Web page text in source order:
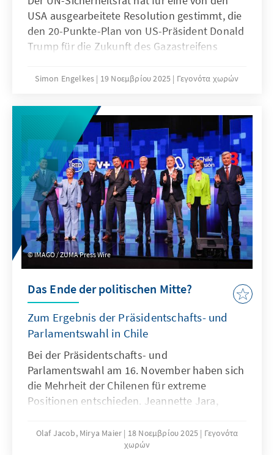
USA ausgearbeitete Resolution gestimmt, die
den 20-Punkte-Plan von US-Präsident Donald
Trump für die Zukunft des Gazastreifens
unter anderem die Einrichtung einer
vor, zu der sich laut Angaben der USA
mehrere nicht namentlich genannte Länder
bereit erklärt haben. Die Resolution 2803
wurde von 13 Ländern – darunter den USA,
Frankreich und Großbritannien – unterstützt.
Die beiden Veto-Mächte Russland und China
enthielten sich der Stimme.
Simon Engelkes 19 Νοεμβρίου 2025 Γεγονότα χωρών
IMAGO / ZUMA Press Wire
Das Ende der politischen Mitte?
Zum Ergebnis der Präsidentschafts- und
Parlamentswahl in Chile
Bei der Präsidentschafts- und
Parlamentswahl am 16. November haben sich
die Mehrheit der Chilenen für extreme
Positionen entschieden. Jeannette Jara,
Chile und seit ihrem 14. Lebensjahr aktives
Mitglied der kommunistischen Partei, wird bei
Olaf Jacob, Mirya Maier 18 Νοεμβρίου 2025
Γεγονότα
χωρών